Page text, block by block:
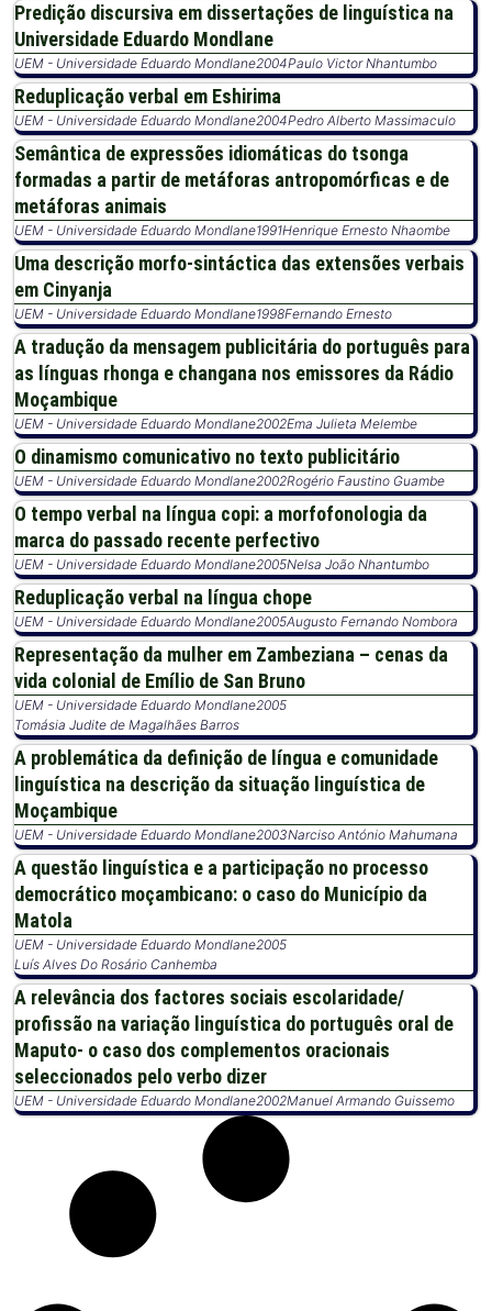
Predição discursiva em dissertações de linguística na
Universidade Eduardo Mondlane
UEM - Universidade Eduardo Mondlane2004Paulo Victor Nhantumbo
Reduplicação verbal em Eshirima
UEM - Universidade Eduardo Mondlane2004Pedro Alberto Massimaculo
Semântica de expressões idiomáticas do tsonga
formadas a partir de metáforas antropomórficas e de
metáforas animais
UEM - Universidade Eduardo Mondlane1991Henrique Ernesto Nhaombe
Uma descrição morfo-sintáctica das extensões verbais
em Cinyanja
UEM - Universidade Eduardo Mondlane1998Fernando Ernesto
A tradução da mensagem publicitária do português para
as línguas rhonga e changana nos emissores da Rádio
Moçambique
UEM - Universidade Eduardo Mondlane2002Ema Julieta Melembe
O dinamismo comunicativo no texto publicitário
UEM - Universidade Eduardo Mondlane2002Rogério Faustino Guambe
O tempo verbal na língua copi: a morfofonologia da
marca do passado recente perfectivo
UEM - Universidade Eduardo Mondlane2005Nelsa João Nhantumbo
Reduplicação verbal na língua chope
UEM - Universidade Eduardo Mondlane2005Augusto Fernando Nombora
Representação da mulher em Zambeziana – cenas da
vida colonial de Emílio de San Bruno
UEM - Universidade Eduardo Mondlane2005
Tomásia Judite de Magalhães Barros
A problemática da definição de língua e comunidade
linguística na descrição da situação linguística de
Moçambique
UEM - Universidade Eduardo Mondlane2003Narciso António Mahumana
A questão linguística e a participação no processo
democrático moçambicano: o caso do Município da
Matola
UEM - Universidade Eduardo Mondlane2005
Luís Alves Do Rosário Canhemba
A relevância dos factores sociais escolaridade/
profissão na variação linguística do português oral de
Maputo- o caso dos complementos oracionais
seleccionados pelo verbo dizer
UEM - Universidade Eduardo Mondlane2002Manuel Armando Guissemo